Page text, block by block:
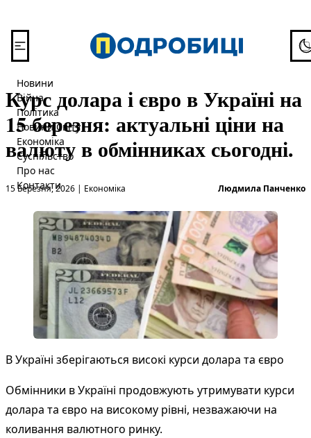
Новини
Війна
Політика
Новини Світу
Економіка
Суспільство
Про нас
Контакти
Курс долара і євро в Україні на
15 березня: актуальні ціни на
валюту в обмінниках сьогодні.
15 Березня, 2026 |
Опубліковано вЕкономіка Людмила Панченко
В Україні зберігаються високі курси долара та євро
Обмінники в Україні продовжують утримувати курси
долара та євро на високому рівні, незважаючи на
коливання валютного ринку.